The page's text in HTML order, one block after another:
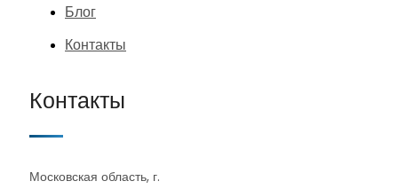
Блог
Контакты
Контакты
Московская область, г.